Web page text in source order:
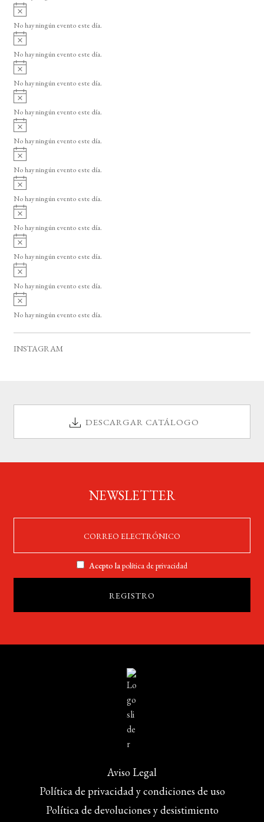
o
A
v
i
o
No hay ningún evento este día.
A
v
i
o
No hay ningún evento este día.
A
v
i
o
No hay ningún evento este día.
A
v
i
o
No hay ningún evento este día.
A
v
i
o
No hay ningún evento este día.
A
v
i
o
No hay ningún evento este día.
A
v
i
o
No hay ningún evento este día.
A
v
i
o
No hay ningún evento este día.
A
v
i
o
No hay ningún evento este día.
A
v
i
o
No hay ningún evento este día.
A
v
i
No hay ningún evento este día.
INSTAGRAM
DESCARGAR CATÁLOGO
NEWSLETTER
Acepto lapolítica de privacidad
Aviso Legal
Política de privacidad y condiciones de uso
Política de devoluciones y desistimiento